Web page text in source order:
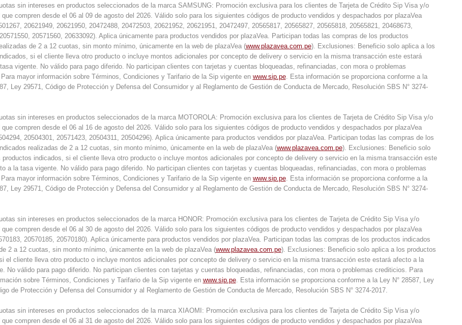
sin intereses en productos seleccionados de la marca SAMSUNG: Promoción exclusiva para los clientes de Tarjeta de Crédito Sip Visa y/o
que compren desde el 06 al 09 de agosto del 2026. Válido solo para los siguientes códigos de producto vendidos y despachados por plazaVea
20621949, 20621950, 20472488, 20472503, 20621952, 20621951, 20472497, 20565817, 20565827, 20565818, 20565821, 20468673,
20571560, 20633092). Aplica únicamente para productos vendidos por plazaVea. Participan todas las compras de los productos
de 2 a 12 cuotas, sin monto mínimo, únicamente en la web de plazaVea (www.plazavea.com.pe). Exclusiones: Beneficio solo aplica a los
si el cliente lleva otro producto o incluye montos adicionales por concepto de delivery o servicio en la misma transacción este estará
vigente. No válido para pago diferido. No participan clientes con tarjetas y cuentas bloqueadas, refinanciadas, con mora o problemas
mayor información sobre Términos, Condiciones y Tarifario de la Sip vigente en www.sip.pe. Esta información se proporciona conforme a la
Ley 29571, Código de Protección y Defensa del Consumidor y al Reglamento de Gestión de Conducta de Mercado, Resolución SBS N° 3274-
sin intereses en productos seleccionados de la marca MOTOROLA: Promoción exclusiva para los clientes de Tarjeta de Crédito Sip Visa y/o
que compren desde el 06 al 16 de agosto del 2026. Válido solo para los siguientes códigos de producto vendidos y despachados por plazaVea
20504301, 20571423, 20504311, 20504296). Aplica únicamente para productos vendidos por plazaVea. Participan todas las compras de los
realizadas de 2 a 12 cuotas, sin monto mínimo, únicamente en la web de plazaVea (www.plazavea.com.pe). Exclusiones: Beneficio solo
productos indicados, si el cliente lleva otro producto o incluye montos adicionales por concepto de delivery o servicio en la misma transacción este
a la tasa vigente. No válido para pago diferido. No participan clientes con tarjetas y cuentas bloqueadas, refinanciadas, con mora o problemas
mayor información sobre Términos, Condiciones y Tarifario de la Sip vigente en www.sip.pe. Esta información se proporciona conforme a la
Ley 29571, Código de Protección y Defensa del Consumidor y al Reglamento de Gestión de Conducta de Mercado, Resolución SBS N° 3274-
sin intereses en productos seleccionados de la marca HONOR: Promoción exclusiva para los clientes de Tarjeta de Crédito Sip Visa y/o
que compren desde el 06 al 30 de agosto del 2026. Válido solo para los siguientes códigos de producto vendidos y despachados por plazaVea
20570185, 20570180). Aplica únicamente para productos vendidos por plazaVea. Participan todas las compras de los productos indicados
2 a 12 cuotas, sin monto mínimo, únicamente en la web de plazaVea (www.plazavea.com.pe). Exclusiones: Beneficio solo aplica a los productos
el cliente lleva otro producto o incluye montos adicionales por concepto de delivery o servicio en la misma transacción este estará afecto a la
No válido para pago diferido. No participan clientes con tarjetas y cuentas bloqueadas, refinanciadas, con mora o problemas crediticios. Para
sobre Términos, Condiciones y Tarifario de la Sip vigente en www.sip.pe. Esta información se proporciona conforme a la Ley N° 28587, Ley
de Protección y Defensa del Consumidor y al Reglamento de Gestión de Conducta de Mercado, Resolución SBS N° 3274-2017.
sin intereses en productos seleccionados de la marca XIAOMI: Promoción exclusiva para los clientes de Tarjeta de Crédito Sip Visa y/o
que compren desde el 06 al 31 de agosto del 2026. Válido solo para los siguientes códigos de producto vendidos y despachados por plazaVea